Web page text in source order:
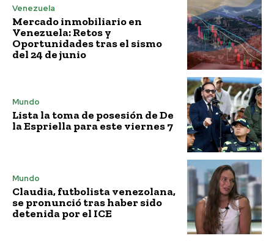
Venezuela
Mercado inmobiliario en
Venezuela: Retos y
Oportunidades tras el sismo
del 24 de junio
Mundo
Lista la toma de posesión de De
la Espriella para este viernes 7
Mundo
Claudia, futbolista venezolana,
se pronunció tras haber sido
detenida por el ICE